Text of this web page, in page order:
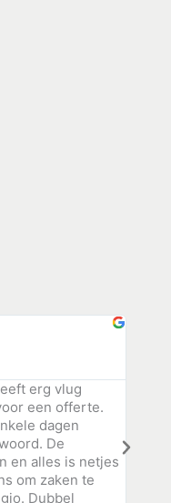
erg vlug
een offerte.
dagen
De
en alles is netjes
om zaken te
Dubbel
Het